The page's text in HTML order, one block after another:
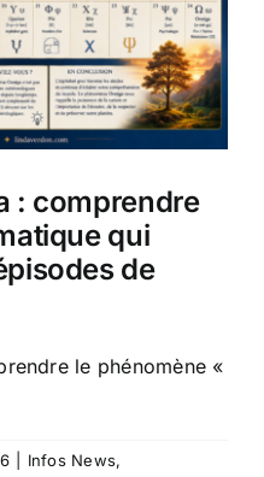
: comprendre
qui
de
le phénomène «
Infos News,